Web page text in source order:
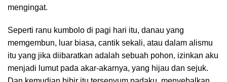
mengingat.
Seperti ranu kumbolo di pagi hari itu, danau yang
memgembun, luar biasa, cantik sekali, atau dalam alismu
itu yang jika diibaratkan adalah sebuah pohon, izinkan aku
menjadi lumut pada akar-akarnya, yang hijau dan sejuk.